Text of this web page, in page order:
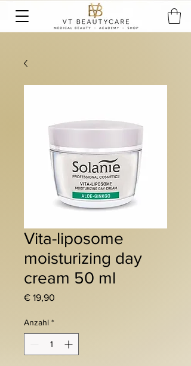
Vita-liposome
moisturizing day
cream 50 ml
€ 19,90
Anzahl *